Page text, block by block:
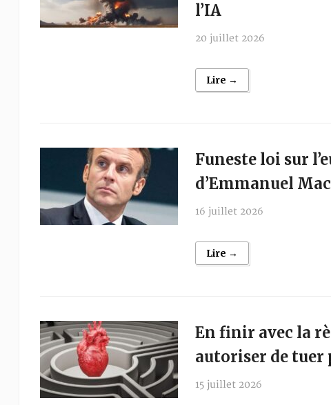
l’IA
20 juillet 2026
Lire →
Funeste loi sur
d’Emmanuel
16 juillet 2026
Lire →
En finir avec la
autoriser de tuer
15 juillet 2026